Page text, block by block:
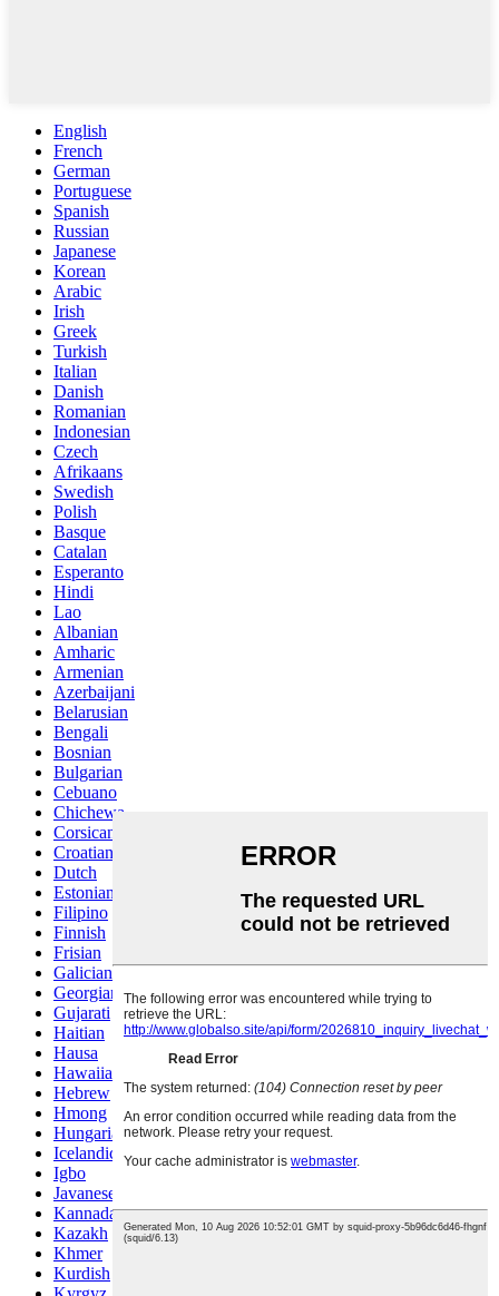
English
French
German
Portuguese
Spanish
Russian
Japanese
Korean
Arabic
Irish
Greek
Turkish
Italian
Danish
Romanian
Indonesian
Czech
Afrikaans
Swedish
Polish
Basque
Catalan
Esperanto
Hindi
Lao
Albanian
Amharic
Armenian
Azerbaijani
Belarusian
Bengali
Bosnian
Bulgarian
Cebuano
Chichewa
Corsican
Croatian
Dutch
Estonian
Filipino
Finnish
Frisian
Galician
Georgian
Gujarati
Haitian
Hausa
Hawaiian
Hebrew
Hmong
Hungarian
Icelandic
Igbo
Javanese
Kannada
Kazakh
Khmer
Kurdish